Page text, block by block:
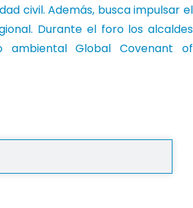
civil. Además, busca impulsar el
Durante el foro los alcaldes
ambiental Global Covenant of